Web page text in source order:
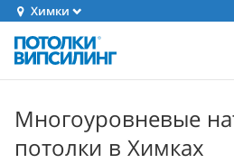
Химки
Многоуровневые
потолки в Химках